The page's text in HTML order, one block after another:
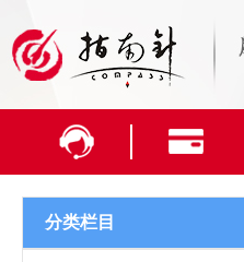
分类栏目